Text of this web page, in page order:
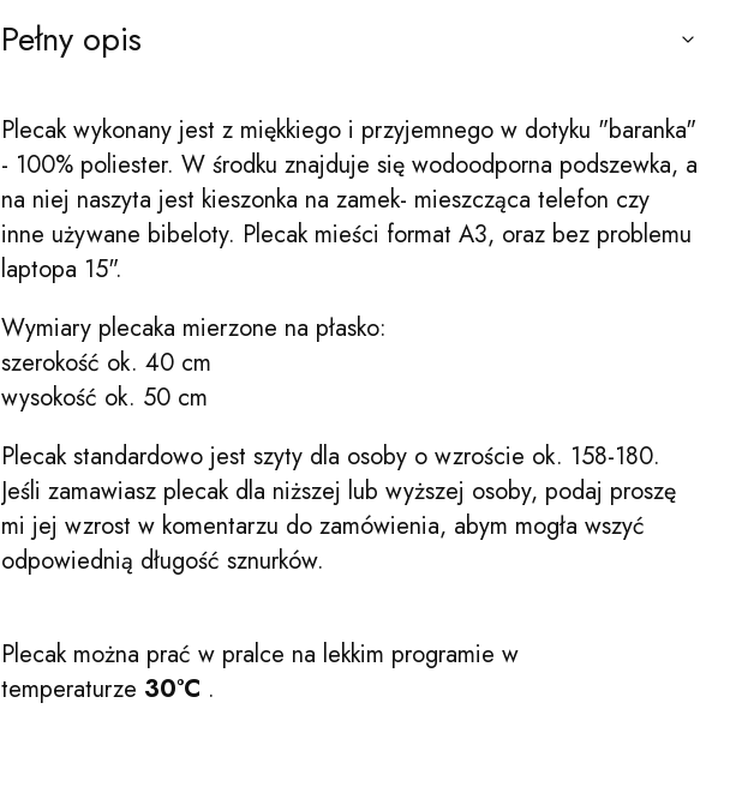
Pełny opis
Plecak wykonany jest z miękkiego i przyjemnego w dotyku "baranka"
- 100% poliester. W środku znajduje się wodoodporna podszewka, a
na niej naszyta jest kieszonka na zamek- mieszcząca telefon czy
inne używane bibeloty. Plecak mieści format A3, oraz bez problemu
laptopa 15".
Wymiary plecaka mierzone na płasko:
szerokość ok. 40 cm
wysokość ok. 50 cm
Plecak standardowo jest szyty dla osoby o wzroście ok. 158-180.
Jeśli zamawiasz plecak dla niższej lub wyższej osoby, podaj proszę
mi jej wzrost w komentarzu do zamówienia, abym mogła wszyć
odpowiednią długość sznurków.
Plecak można prać w pralce na lekkim programie w
temperaturze 30°C .